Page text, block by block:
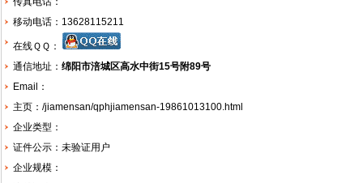
移动电话：13628115211
在线ＱＱ：
通信地址： 绵阳市涪城区高水中街15号附89号
Email：
主页： /jiamensan/qphjiamensan-19861013100.html
企业类型：
证件公示：未验证用户
企业规模：